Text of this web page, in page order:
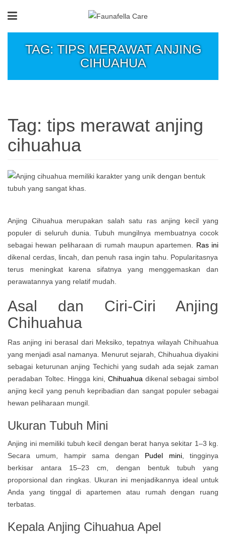
TAG: TIPS MERAWAT ANJING
CIHUAHUA
Tag: tips merawat anjing
cihuahua
Anjing Cihuahua merupakan salah satu ras anjing kecil yang
populer di seluruh dunia. Tubuh mungilnya membuatnya cocok
sebagai hewan peliharaan di rumah maupun apartemen. Ras ini
dikenal cerdas, lincah, dan penuh rasa ingin tahu. Popularitasnya
terus meningkat karena sifatnya yang menggemaskan dan
perawatannya yang relatif mudah.
Asal dan Ciri-Ciri Anjing
Chihuahua
Ras anjing ini berasal dari Meksiko, tepatnya wilayah Chihuahua
yang menjadi asal namanya. Menurut sejarah, Chihuahua diyakini
sebagai keturunan anjing Techichi yang sudah ada sejak zaman
peradaban Toltec. Hingga kini, Chihuahua dikenal sebagai simbol
anjing kecil yang penuh kepribadian dan sangat populer sebagai
hewan peliharaan mungil.
Ukuran Tubuh Mini
Anjing ini memiliki tubuh kecil dengan berat hanya sekitar 1–3 kg.
Secara umum, hampir sama dengan Pudel mini, tingginya
berkisar antara 15–23 cm, dengan bentuk tubuh yang
proporsional dan ringkas. Ukuran ini menjadikannya ideal untuk
Anda yang tinggal di apartemen atau rumah dengan ruang
terbatas.
Kepala Anjing Cihuahua Apel